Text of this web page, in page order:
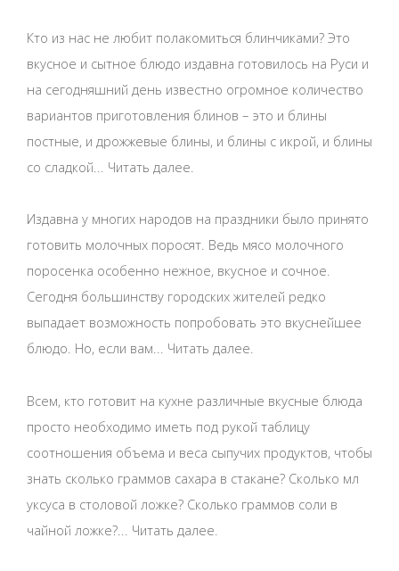
Кто из нас не любит полакомиться блинчиками? Это
вкусное и сытное блюдо издавна готовилось на Руси и
на сегодняшний день известно огромное количество
вариантов приготовления блинов – это и блины
постные, и дрожжевые блины, и блины с икрой, и блины
со сладкой... Читать далее.
Издавна у многих народов на праздники было принято
готовить молочных поросят. Ведь мясо молочного
поросенка особенно нежное, вкусное и сочное.
Сегодня большинству городских жителей редко
выпадает возможность попробовать это вкуснейшее
блюдо. Но, если вам... Читать далее.
Всем, кто готовит на кухне различные вкусные блюда
просто необходимо иметь под рукой таблицу
соотношения объема и веса сыпучих продуктов, чтобы
знать сколько граммов сахара в стакане? Сколько мл
уксуса в столовой ложке? Сколько граммов соли в
чайной ложке?... Читать далее.